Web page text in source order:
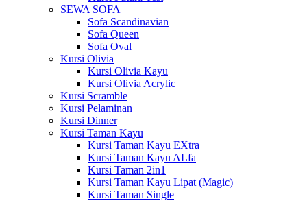
SEWA SOFA
Sofa Scandinavian
Sofa Queen
Sofa Oval
Kursi Olivia
Kursi Olivia Kayu
Kursi Olivia Acrylic
Kursi Scramble
Kursi Pelaminan
Kursi Dinner
Kursi Taman Kayu
Kursi Taman Kayu EXtra
Kursi Taman Kayu ALfa
Kursi Taman 2in1
Kursi Taman Kayu Lipat (Magic)
Kursi Taman Single